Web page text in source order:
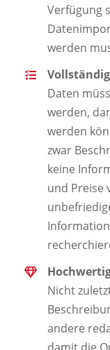
Verfügung
werden
Daten
werden,
werden
zwar
keine
und Preise
Nicht
andere